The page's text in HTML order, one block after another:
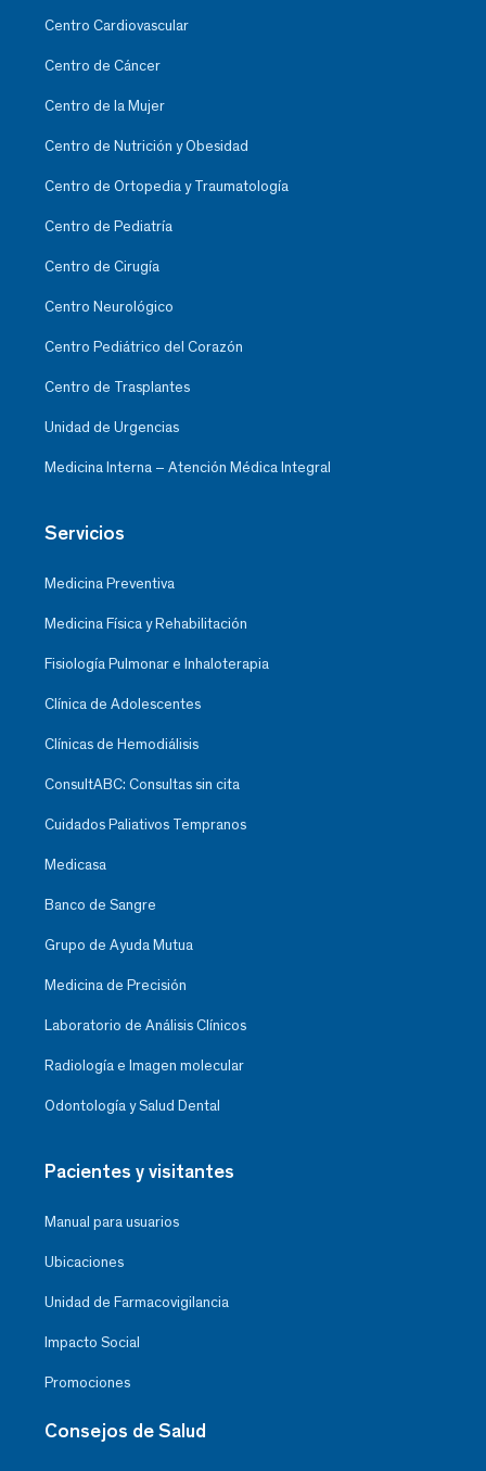
Centro Cardiovascular
Centro de Cáncer
Centro de la Mujer
Centro de Nutrición y Obesidad
Centro de Ortopedia y Traumatología
Centro de Pediatría
Centro de Cirugía
Centro Neurológico
Centro Pediátrico del Corazón
Centro de Trasplantes
Unidad de Urgencias
Medicina Interna – Atención Médica Integral
Servicios
Medicina Preventiva
Medicina Física y Rehabilitación
Fisiología Pulmonar e Inhaloterapia
Clínica de Adolescentes
Clínicas de Hemodiálisis
ConsultABC: Consultas sin cita
Cuidados Paliativos Tempranos
Medicasa
Banco de Sangre
Grupo de Ayuda Mutua
Medicina de Precisión
Laboratorio de Análisis Clínicos
Radiología e Imagen molecular
Odontología y Salud Dental
Pacientes y visitantes
Manual para usuarios
Ubicaciones
Unidad de Farmacovigilancia
Impacto Social
Promociones
Consejos de Salud